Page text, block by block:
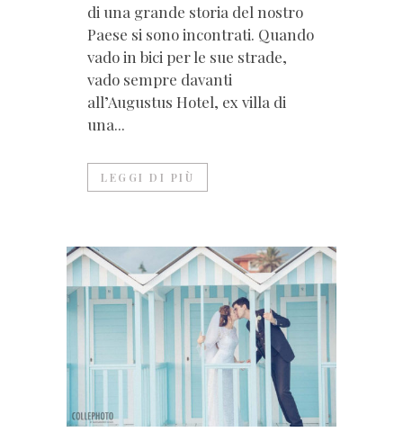
di una grande storia del nostro
Paese si sono incontrati. Quando
vado in bici per le sue strade,
vado sempre davanti
all’Augustus Hotel, ex villa di
una...
LEGGI DI PIÙ